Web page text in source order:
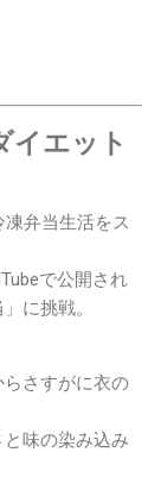
イエット
弁当生活をス
で公開され
に挑戦。
さすがに衣の
味の染み込み